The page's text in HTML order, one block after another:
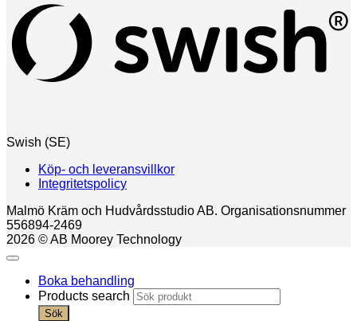
Swish (SE)
Köp- och leveransvillkor
Integritetspolicy
Malmö Kräm och Hudvårdsstudio AB. Organisationsnummer
556894-2469
2026 © AB Moorey Technology
Boka behandling
Products search
Sök